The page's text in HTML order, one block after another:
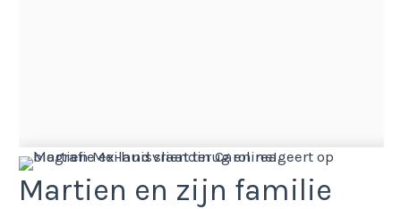
Martien en zijn familie